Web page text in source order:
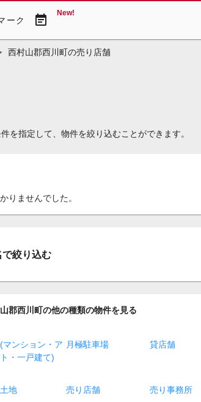
ーク event_note New!
西村山郡西川町の売り店舗
を指定して、物件を絞り込むことができます。
りませんでした。
で絞り込む
郡西川町の他の種類の物件を見る
マンション・ア
・一戸建て)
月極駐車場 貸店舗
地 売り店舗 売り事務所